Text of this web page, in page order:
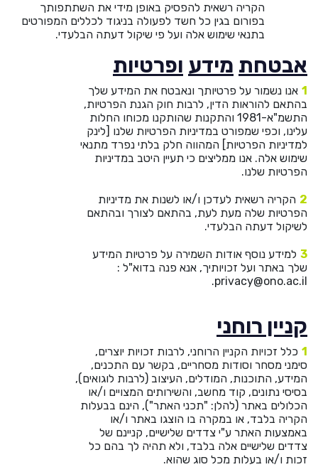
הקריה רשאית להפסיק באופן מידי את השתתפותך
בפורום בגין כל חשד לפעולה בניגוד לכללים המפורטים
בתנאי שימוש אלה ועל פי שיקול דעתה הבלעדי.
אבטחת מידע ופרטיות
אנו נשמור על פרטיותך ונאבטח את המידע שלך
בהתאם להוראות הדין, לרבות חוק הגנת הפרטיות,
התשמ"א-1981 והתקנות שהותקנו מכוחו החלות
עלינו, וכפי שמפורט במדיניות הפרטיות שלנו [לינק
למדיניות הפרטיות] המהווה חלק בלתי נפרד מתנאי
שימוש אלה. אנו ממליצים כי תעיין היטב במדיניות
הפרטיות שלנו.
הקריה רשאית לעדכן ו/או לשנות את מדיניות
הפרטיות שלה מעת לעת, בהתאם לצורך ובהתאם
לשיקול דעתה הבלעדי.
למידע נוסף אודות השמירה על פרטיות המידע
שלך באתר ועל זכויותיך, אנא פנה בדוא"ל :
privacy@ono.ac.il.
קניין רוחני
כלל זכויות הקניין הרוחני, לרבות זכויות יוצרים,
סימני מסחר וסודות מסחריים, בקשר עם התכנים,
המידע, התוכנות, המודלים, העיצוב (לרבות לוגואים),
בסיסי נתונים, קוד מחשב, והשירותים המצויים ו/או
הכלולים באתר (להלן: "תכני האתר"), הינם בבעלות
הקריה בלבד, או במקרה בו הוצגו באתר ו/או
באמצעות האתר ע"י צדדים שלישיים, קניינם של
צדדים שלישיים אלה בלבד, ולא תהיה לך בהם כל
זכות ו/או בעלות מכל סוג שהוא.